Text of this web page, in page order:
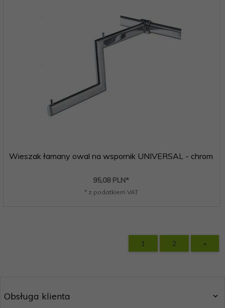
Wieszak łamany owal na wspornik UNIVERSAL - chrom
95,08 PLN*
* z podatkiem VAT
1 2 »
Obsługa klienta